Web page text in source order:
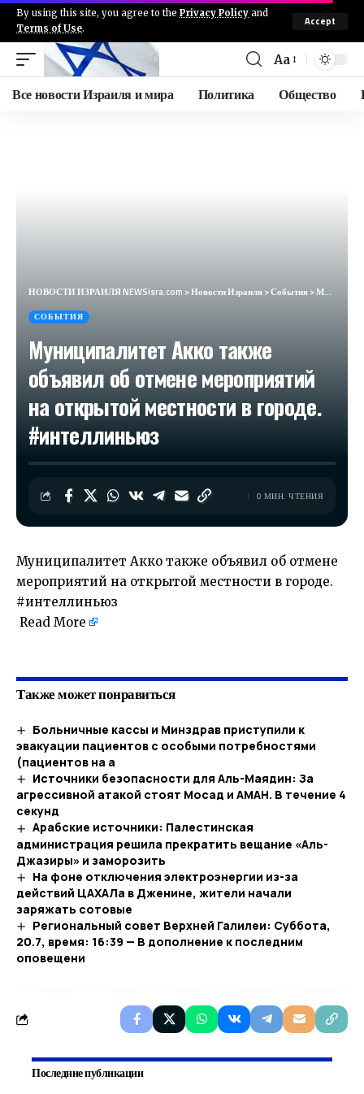
By using this site, you agree to the Privacy Policy and
Terms of Use.
Accept
Aa
Все новости Израиля и мира Политика Общество
НОВОСТИ ИЗРАИЛЯ NEWSisra.com >Новости Израиля>События>Муниципалитет Акко также объявил об отмене мероприятий на открытой местности в городе. #интеллиньюз
СОБЫТИЯ
Муниципалитет Акко также
объявил об отмене мероприятий
на открытой местности в городе.
#интеллиньюз
0 МИН. ЧТЕНИЯ
Муниципалитет Акко также объявил об отмене
мероприятий на открытой местности в городе.
#интеллиньюз
Read More
Также может понравиться
Больничные кассы и Минздрав приступили к
эвакуации пациентов с особыми потребностями
(пациентов на а
Источники безопасности для Аль-Маядин: За
агрессивной атакой стоят Мосад и АМАН. В течение 4
секунд
Арабские источники: Палестинская
администрация решила прекратить вещание «Аль-
Джазиры» и заморозить
На ​​фоне отключения электроэнергии из-за
действий ЦАХАЛа в Дженине, жители начали
заряжать сотовые
Региональный совет Верхней Галилеи: Суббота,
20.7, время: 16:39 — В дополнение к последним
оповещени
Последние публикации